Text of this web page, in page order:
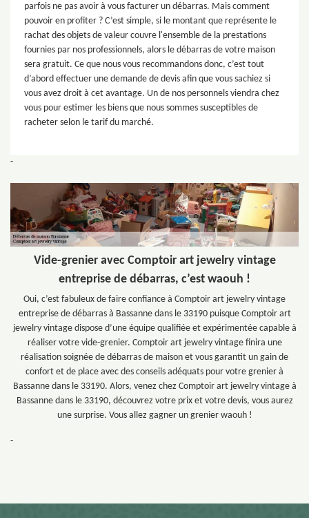
parfois ne pas avoir à vous facturer un débarras. Mais comment
pouvoir en profiter ? C’est simple, si le montant que représente le
rachat des objets de valeur couvre l'ensemble de la prestations
fournies par nos professionnels, alors le débarras de votre maison
sera gratuit. Ce que nous vous recommandons donc, c’est tout
d’abord effectuer une demande de devis afin que vous sachiez si
vous avez droit à cet avantage. Un de nos personnels viendra chez
vous pour estimer les biens que nous sommes susceptibles de
racheter selon le tarif du marché.
-
Vide-grenier avec Comptoir art jewelry vintage
entreprise de débarras, c’est waouh !
Oui, c’est fabuleux de faire confiance à Comptoir art jewelry vintage
entreprise de débarras à Bassanne dans le 33190 puisque Comptoir art
jewelry vintage dispose d’une équipe qualifiée et expérimentée capable à
réaliser votre vide-grenier. Comptoir art jewelry vintage finira une
réalisation soignée de débarras de maison et vous garantit un gain de
confort et de place avec des conseils adéquats pour votre grenier à
Bassanne dans le 33190. Alors, venez chez Comptoir art jewelry vintage à
Bassanne dans le 33190, découvrez votre prix et votre devis, vous aurez
une surprise. Vous allez gagner un grenier waouh !
-